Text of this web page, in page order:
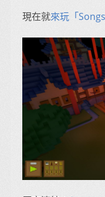
現在就來玩「